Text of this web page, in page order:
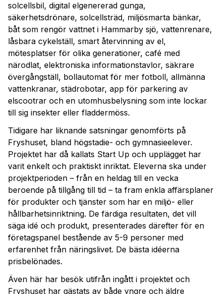
solcellsbil, digital elgenererad gunga,
säkerhetsdrönare, solcellsträd, miljösmarta bänkar,
båt som rengör vattnet i Hammarby sjö, vattenrenare,
låsbara cykelställ, smart återvinning av el,
mötesplatser för olika generationer, café med
närodlat, elektroniska informationstavlor, säkrare
övergångställ, bollautomat för mer fotboll, allmänna
vattenkranar, städrobotar, app för parkering av
elscootrar och en utomhusbelysning som inte lockar
till sig insekter eller fladdermöss.
Tidigare har liknande satsningar genomförts på
Fryshuset, bland högstadie- och gymnasieelever.
Projektet har då kallats Start Up och upplägget har
varit enkelt och praktiskt inriktat. Eleverna ska under
projektperioden – från en heldag till en vecka
beroende på tillgång till tid – ta fram enkla affärsplaner
för produkter och tjänster som har en miljö- eller
hållbarhetsinriktning. De färdiga resultaten, det vill
säga idé och produkt, presenterades därefter för en
företagspanel bestående av 5-9 personer med
erfarenhet från näringslivet. De bästa idéerna
prisbelönades.
Även här har besök utifrån ingått i projektet och
Fryshuset har gästats av både yngre och äldre